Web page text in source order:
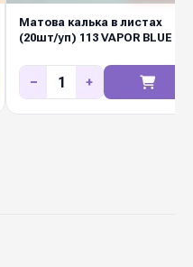
заломів, висока
добре тримає
і не плямить руки.
оптом з
— у складі в
Матова калька в листах
(20шт/уп) 113 VAPOR BLUE
− +